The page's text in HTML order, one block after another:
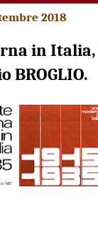
2018
in Italia,
BROGLIO.